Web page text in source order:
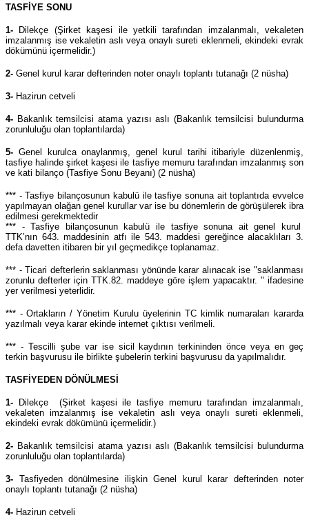
TASFİYE SONU
1- Dilekçe (Şirket kaşesi ile yetkili tarafından imzalanmalı, vekaleten
imzalanmış ise vekaletin aslı veya onaylı sureti eklenmeli, ekindeki evrak
dökümünü içermelidir.)
2- Genel kurul karar defterinden noter onaylı toplantı tutanağı (2 nüsha)
3- Hazirun cetveli
4- Bakanlık temsilcisi atama yazısı aslı (Bakanlık temsilcisi bulundurma
zorunluluğu olan toplantılarda)
5- Genel kurulca onaylanmış, genel kurul tarihi itibariyle düzenlenmiş,
tasfiye halinde şirket kaşesi ile tasfiye memuru tarafından imzalanmış son
ve kati bilanço (Tasfiye Sonu Beyanı) (2 nüsha)
*** - Tasfiye bilançosunun kabulü ile tasfiye sonuna ait toplantıda evvelce
yapılmayan olağan genel kurullar var ise bu dönemlerin de görüşülerek ibra
edilmesi gerekmektedir
*** - Tasfiye bilançosunun kabulü ile tasfiye sonuna ait genel kurul
TTK’nın 643. maddesinin atfı ile 543. maddesi gereğince alacaklıları 3.
defa davetten itibaren bir yıl geçmedikçe toplanamaz.
*** - Ticari defterlerin saklanması yönünde karar alınacak ise "saklanması
zorunlu defterler için TTK.82. maddeye göre işlem yapacaktır. " ifadesine
yer verilmesi yeterlidir.
*** - Ortakların / Yönetim Kurulu üyelerinin TC kimlik numaraları kararda
yazılmalı veya karar ekinde internet çıktısı verilmeli.
*** - Tescilli şube var ise sicil kaydının terkininden önce veya en geç
terkin başvurusu ile birlikte şubelerin terkini başvurusu da yapılmalıdır.
TASFİYEDEN DÖNÜLMESİ
1- Dilekçe (Şirket kaşesi ile tasfiye memuru tarafından imzalanmalı,
vekaleten imzalanmış ise vekaletin aslı veya onaylı sureti eklenmeli,
ekindeki evrak dökümünü içermelidir.)
2- Bakanlık temsilcisi atama yazısı aslı (Bakanlık temsilcisi bulundurma
zorunluluğu olan toplantılarda)
3- Tasfiyeden dönülmesine ilişkin Genel kurul karar defterinden noter
onaylı toplantı tutanağı (2 nüsha)
4- Hazirun cetveli